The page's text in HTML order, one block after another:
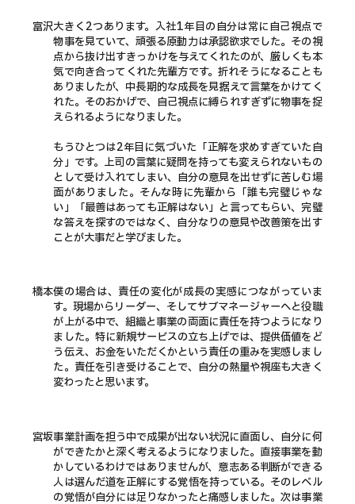
富沢大きく2つあります。入社1年目の自分は常に自己視点で
物事を見ていて、頑張る原動力は承認欲求でした。その視
点から抜け出すきっかけを与えてくれたのが、厳しくも本
気で向き合ってくれた先輩方です。折れそうになることも
ありましたが、中長期的な成長を見据えて言葉をかけてく
れた。そのおかげで、自己視点に縛られすぎずに物事を捉
えられるようになりました。
もうひとつは2年目に気づいた「正解を求めすぎていた自
分」です。上司の言葉に疑問を持っても変えられないもの
として受け入れてしまい、自分の意見を出せずに苦しむ場
面がありました。そんな時に先輩から「誰も完璧じゃな
い」「最善はあっても正解はない」と言ってもらい、完璧
な答えを探すのではなく、自分なりの意見や改善策を出す
ことが大事だと学びました。
橋本僕の場合は、責任の変化が成長の実感につながっていま
す。現場からリーダー、そしてサブマネージャーへと役職
が上がる中で、組織と事業の両面に責任を持つようになり
ました。特に新規サービスの立ち上げでは、提供価値をど
う伝え、お金をいただくかという責任の重みを実感しまし
た。責任を引き受けることで、自分の熱量や視座も大きく
変わったと思います。
宮坂事業計画を担う中で成果が出ない状況に直面し、自分に何
ができたかと深く考えるようになりました。直接事業を動
かしているわけではありませんが、意志ある判断ができる
人は選んだ道を正解にする覚悟を持っている。そのレベル
の覚悟が自分には足りなかったと痛感しました。次は事業